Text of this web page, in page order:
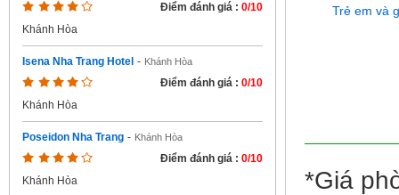
Điểm đánh giá : 0/10
Khánh Hòa
Isena Nha Trang Hotel - Khánh Hòa
Điểm đánh giá : 0/10
Khánh Hòa
Poseidon Nha Trang - Khánh Hòa
Điểm đánh giá : 0/10
Khánh Hòa
Trẻ em và
*Giá